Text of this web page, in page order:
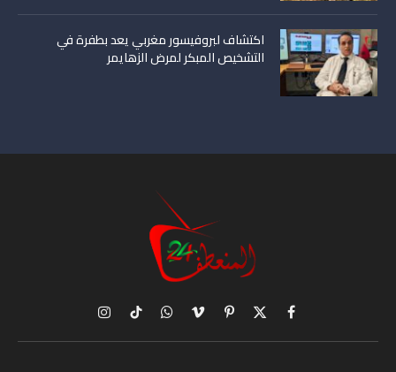
اكتشاف لبروفيسور مغربي يعد بطفرة في
التشخيص المبكر لمرض الزهايمر
فيسبوك
X
(Twitter)
بينتيريستفيميوواتسابتيكتوكالانستغرام